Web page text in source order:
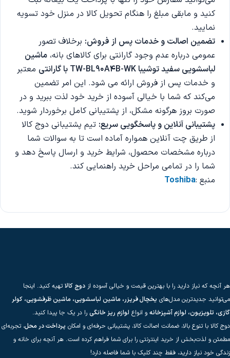
کنید و مابقی مبلغ را هنگام تحویل کالا در منزل خود تسویه
نمایید.
تضمین اصالت و خدمات پس از فروش: برخلاف تصور
عمومی درباره عدم وجود گارانتی برای کالاهای بانه، ماشین
لباسشویی سفید توشیبا TW-BL90A4B-WK
با گارانتی معتبر
و خدمات پس از فروش ارائه می شود. این امر تضمین
می‌کند که شما با خیالی آسوده از خرید خود لذت ببرید و در
صورت بروز هرگونه مشکل، از پشتیبانی کامل برخوردار شوید.
پشتیبانی آنلاین و پاسخگویی سریع: تیم پشتیبانی دوج کالا
از طریق چت آنلاین همواره آماده است تا به سوالات شما
درباره مشخصات محصول، شرایط خرید و ارسال پاسخ دهد و
شما را در تمامی مراحل خرید راهنمایی کند.
منبع :Toshiba
هر آنچه که نیاز دارید را با بهترین قیمت و خیالی آسوده از دوج کالاتهیه کنید. اینجا
می‌توانید جدیدترین مدل‌های یخچال فریزر، ماشین لباسشویی، ماشین ظرفشویی، کولر
گازی، تلویزیون، لوازم آشپزخانه و انواع لوازم ریز خانگی را در یک جا پیدا کنید.
دوج کالا با تنوع بالا، ضمانت اصالت کالا، پشتیبانی حرفه‌ای و امکان پرداخت در محل، تجربه‌ای
مطمئن و لذت‌بخش از خرید اینترنتی را برای شما فراهم کرده است. هر آنچه برای خانه و
زندگی خود نیاز دارید، فقط چند کلیک با شما فاصله دارد!